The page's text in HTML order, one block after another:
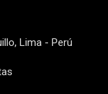
Lima - Perú